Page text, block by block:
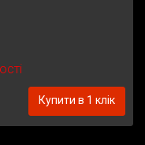
Купити в 1 клік